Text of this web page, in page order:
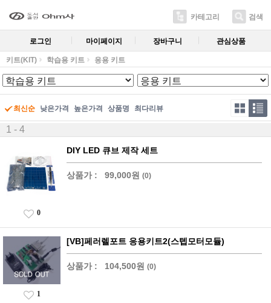
카테고리 검색
로그인 마이페이지 장바구니 관심상품
키트(KIT) 학습용 키트 응용 키트
최신순 낮은가격 높은가격 상품명 최다리뷰
1 - 4
DIY LED 큐브 제작 세트
상품가 : 99,000원 (0)
0
[VB]페러렐포트 응용키트2(스텝모터모듈)
상품가 : 104,500원 (0)
1